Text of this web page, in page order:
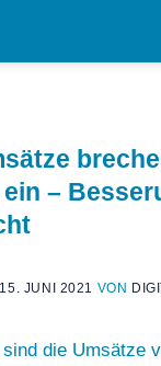
–
15. JUNI 2021 VON
die Umsätze